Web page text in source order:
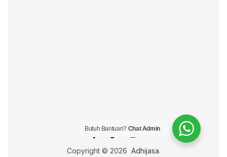
Copyright © 2026 Adhijasa.
Butuh Bantuan? Chat Admin